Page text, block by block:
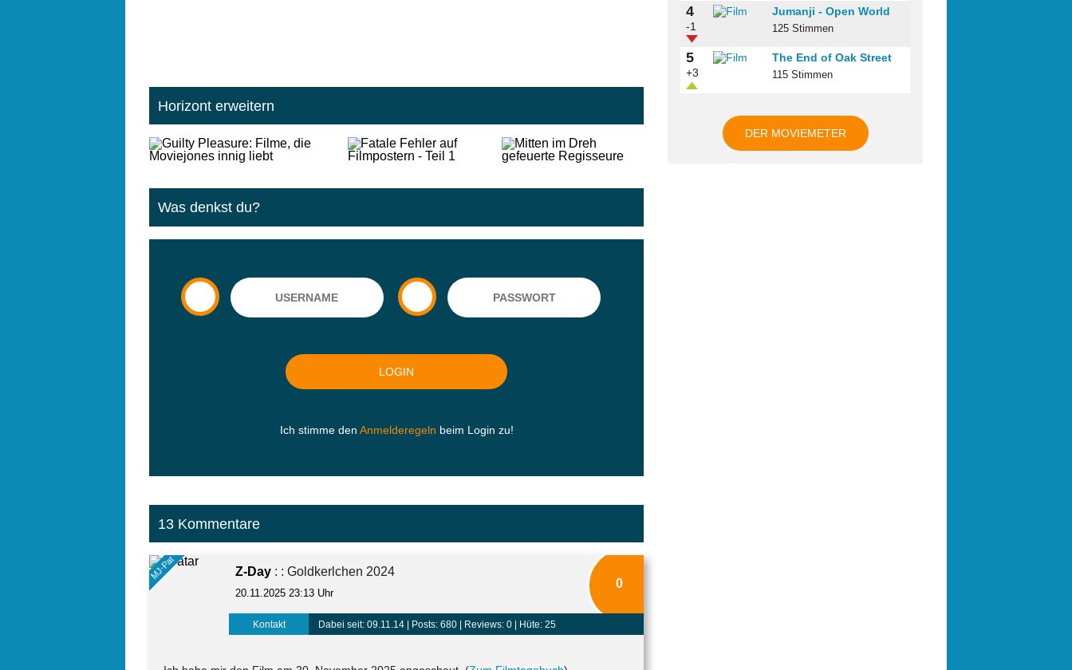
Horizont erweitern
Was denkst du?
Ich stimme den Anmelderegeln beim Login zu!
13 Kommentare
MJ-Pat Z-Day : : Goldkerlchen 2024
20.11.2025 23:13 Uhr
0
Kontakt Dabei seit: 09.11.14 | Posts: 680 | Reviews: 0 | Hüte: 25
4
-1
Jumanji - Open World
125 Stimmen
5
+3
The End of Oak Street
115 Stimmen
DER MOVIEMETER